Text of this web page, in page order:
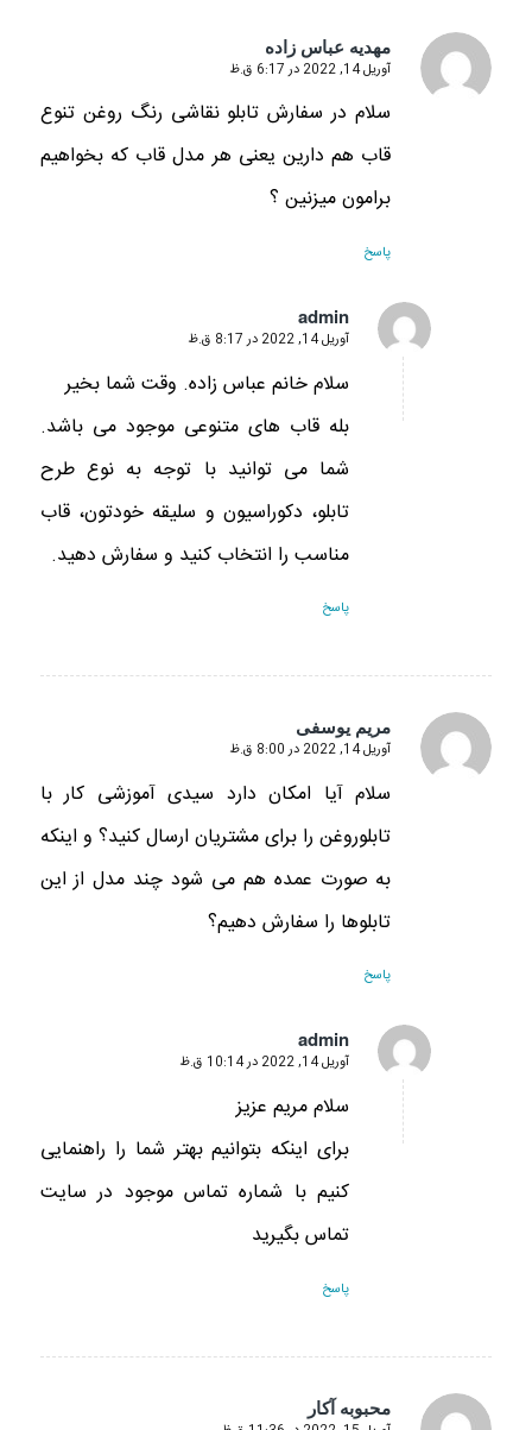
مهدیه عباس زاده
گفته:
آوریل 14, 2022 در 6:17 ق.ظ
سلام در سفارش تابلو نقاشی رنگ روغن تنوع
قاب هم دارین یعنی هر مدل قاب که بخواهیم
برامون میزنین ؟
پاسخ
admin
گفته:
آوریل 14, 2022 در 8:17 ق.ظ
سلام خانم عباس زاده. وقت شما بخیر
بله قاب های متنوعی موجود می باشد.
شما می توانید با توجه به نوع طرح
تابلو، دکوراسیون و سلیقه خودتون، قاب
مناسب را انتخاب کنید و سفارش دهید.
پاسخ
مریم یوسفی
گفته:
آوریل 14, 2022 در 8:00 ق.ظ
سلام آیا امکان دارد سیدی آموزشی کار با
تابلو‌روغن را برای مشتریان ارسال کنید؟ و اینکه
به صورت عمده هم می شود چند مدل از این
تابلوها را سفارش دهیم؟
پاسخ
admin
گفته:
آوریل 14, 2022 در 10:14 ق.ظ
سلام مریم عزیز
برای اینکه بتوانیم بهتر شما را راهنمایی
کنیم با شماره تماس موجود در سایت
تماس بگیرید
پاسخ
محبوبه آکار